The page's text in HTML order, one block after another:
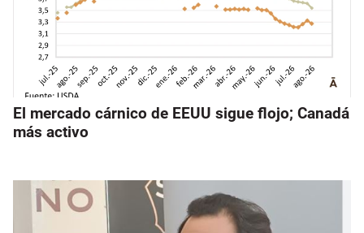
El mercado cárnico de EEUU sigue flojo; Canadá
más activo